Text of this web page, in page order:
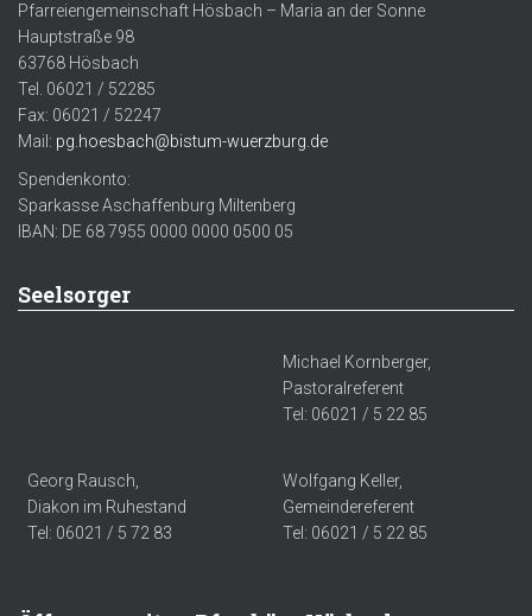
Pfarreiengemeinschaft Hösbach – Maria an der Sonne
Hauptstraße 98
63768 Hösbach
Tel. 06021 / 52285
Fax: 06021 / 52247
Mail: pg.hoesbach@bistum-wuerzburg.de
Spendenkonto:
Sparkasse Aschaffenburg Miltenberg
IBAN: DE 68 7955 0000 0000 0500 05
Seelsorger
Michael Kornberger,
Pastoralreferent
Tel: 06021 / 5 22 85
Georg Rausch,
Diakon im Ruhestand
Tel: 06021 / 5 72 83
Wolfgang Keller,
Gemeindereferent
Tel: 06021 / 5 22 85